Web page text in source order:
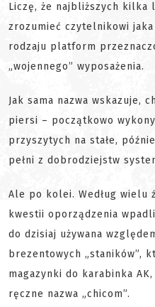
Liczę, że najbliższych
zrozumieć czytelnikowi
rodzaju platform
„wojennego” wyposażenia.
Jak sama nazwa wskazuje,
piersi – początkowo
przyszytych na stałe,
pełni z dobrodziejstw
Ale po kolei. Według wielu
kwestii oporządzenia
do dzisiaj używana
brezentowych „staników”,
magazynki do karabinka
ręczne nazwa „chicom”.